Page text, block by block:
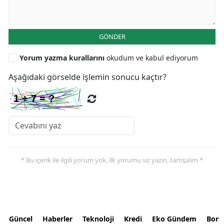
GÖNDER
Yorum yazma kurallarını okudum ve kabul ediyorum
Aşağıdaki görselde işlemin sonucu kaçtır?
* Bu içerik ile ilgili yorum yok, ilk yorumu siz yazın, tartışalım *
Güncel Haberler Teknoloji Kredi Eko Gündem